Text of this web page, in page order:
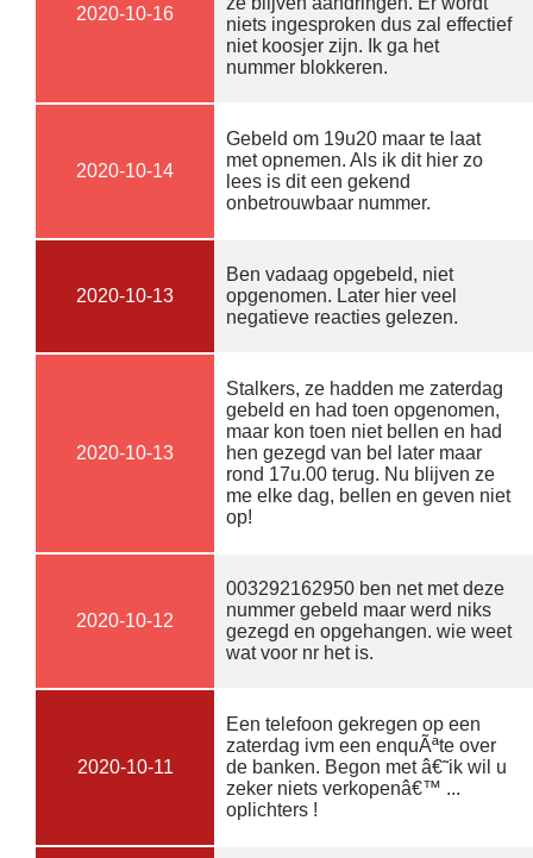
2020-10-16
niets ingesproken dus zal effectief
niet koosjer zijn. Ik ga het
nummer blokkeren.
2020-10-14
Gebeld om 19u20 maar te laat
met opnemen. Als ik dit hier zo
lees is dit een gekend
onbetrouwbaar nummer.
2020-10-13
Ben vadaag opgebeld, niet
opgenomen. Later hier veel
negatieve reacties gelezen.
2020-10-13
Stalkers, ze hadden me zaterdag
gebeld en had toen opgenomen,
maar kon toen niet bellen en had
hen gezegd van bel later maar
rond 17u.00 terug. Nu blijven ze
me elke dag, bellen en geven niet
op!
2020-10-12
003292162950 ben net met deze
nummer gebeld maar werd niks
gezegd en opgehangen. wie weet
wat voor nr het is.
2020-10-11
Een telefoon gekregen op een
zaterdag ivm een enquÃªte over
de banken. Begon met â€˜ik wil u
zeker niets verkopenâ€™ ...
oplichters !